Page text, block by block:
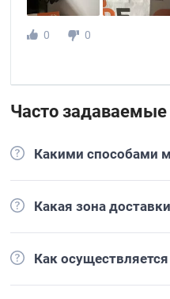
0
0
Часто
Какими способами
Какая зона
Как